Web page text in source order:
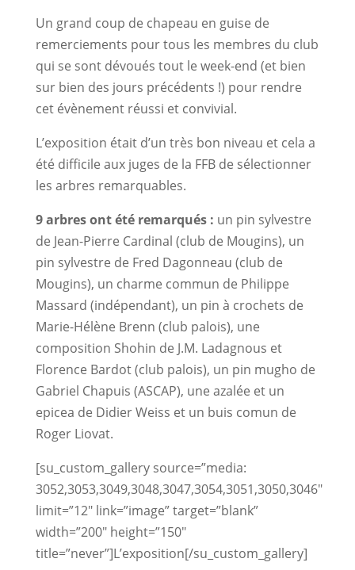
Un grand coup de chapeau en guise de
remerciements pour tous les membres du club
qui se sont dévoués tout le week-end (et bien
sur bien des jours précédents !) pour rendre
cet évènement réussi et convivial.
L’exposition était d’un très bon niveau et cela a
été difficile aux juges de la FFB de sélectionner
les arbres remarquables.
9 arbres ont été remarqués : un pin sylvestre
de Jean-Pierre Cardinal (club de Mougins), un
pin sylvestre de Fred Dagonneau (club de
Mougins), un charme commun de Philippe
Massard (indépendant), un pin à crochets de
Marie-Hélène Brenn (club palois), une
composition Shohin de J.M. Ladagnous et
Florence Bardot (club palois), un pin mugho de
Gabriel Chapuis (ASCAP), une azalée et un
epicea de Didier Weiss et un buis comun de
Roger Liovat.
[su_custom_gallery source=”media:
3052,3053,3049,3048,3047,3054,3051,3050,3046″
limit=”12″ link=”image” target=”blank”
width=”200″ height=”150″
title=”never”]L’exposition[/su_custom_gallery]